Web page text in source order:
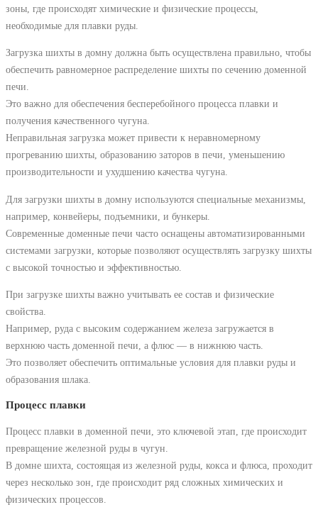
зоны, где происходят химические и физические процессы,
необходимые для плавки руды.
Загрузка шихты в домну должна быть осуществлена правильно, чтобы
обеспечить равномерное распределение шихты по сечению доменной
печи.
Это важно для обеспечения бесперебойного процесса плавки и
получения качественного чугуна.
Неправильная загрузка может привести к неравномерному
прогреванию шихты, образованию заторов в печи, уменьшению
производительности и ухудшению качества чугуна.
Для загрузки шихты в домну используются специальные механизмы,
например, конвейеры, подъемники, и бункеры.
Современные доменные печи часто оснащены автоматизированными
системами загрузки, которые позволяют осуществлять загрузку шихты
с высокой точностью и эффективностью.
При загрузке шихты важно учитывать ее состав и физические
свойства.
Например, руда с высоким содержанием железа загружается в
верхнюю часть доменной печи, а флюс — в нижнюю часть.
Это позволяет обеспечить оптимальные условия для плавки руды и
образования шлака.
Процесс плавки
Процесс плавки в доменной печи, это ключевой этап, где происходит
превращение железной руды в чугун.
В домне шихта, состоящая из железной руды, кокса и флюса, проходит
через несколько зон, где происходит ряд сложных химических и
физических процессов.